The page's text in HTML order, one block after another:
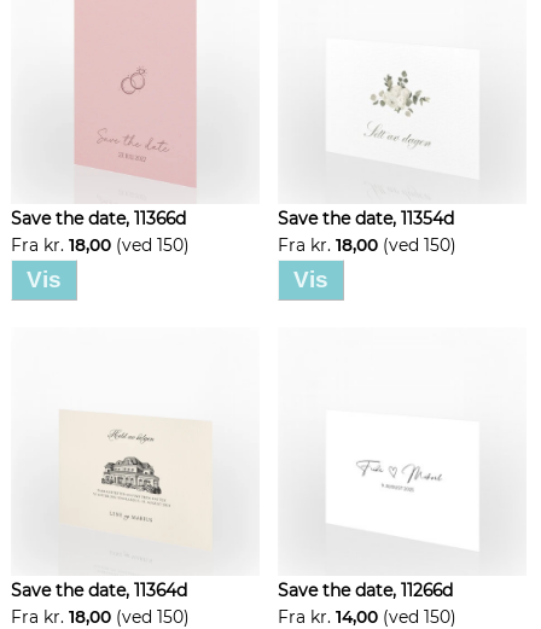
Save the date, 11366d
Fra kr. 18,00 (ved 150)
Vis
Save the date, 11354d
Fra kr. 18,00 (ved 150)
Vis
Save the date, 11364d
Fra kr. 18,00 (ved 150)
Save the date, 11266d
Fra kr. 14,00 (ved 150)